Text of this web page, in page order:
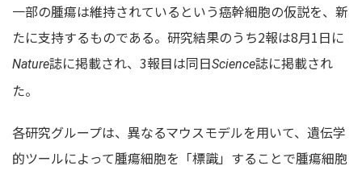
一部の腫瘍は維持されているという癌幹細胞の仮説を、新
たに支持するものである。研究結果のうち2報は8月1日に
Nature誌に掲載され、3報目は同日Science誌に掲載され
た。
各研究グループは、異なるマウスモデルを用いて、遺伝学
的ツールによって腫瘍細胞を「標識」することで腫瘍細胞